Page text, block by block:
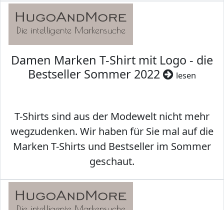
Damen Marken T-Shirt mit Logo - die
Bestseller Sommer 2022
lesen
T-Shirts sind aus der Modewelt nicht mehr
wegzudenken. Wir haben für Sie mal auf die
Marken T-Shirts und Bestseller im Sommer
geschaut.